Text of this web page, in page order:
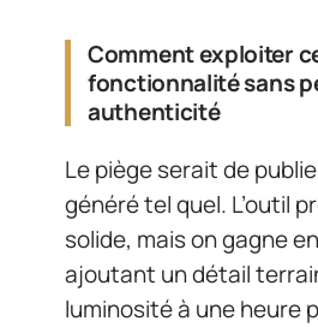
Comment exploiter
fonctionnalité sans
authenticité
Le piège serait de
généré tel quel. L’outil
solide, mais on gagne
ajoutant un détail
luminosité à une heure